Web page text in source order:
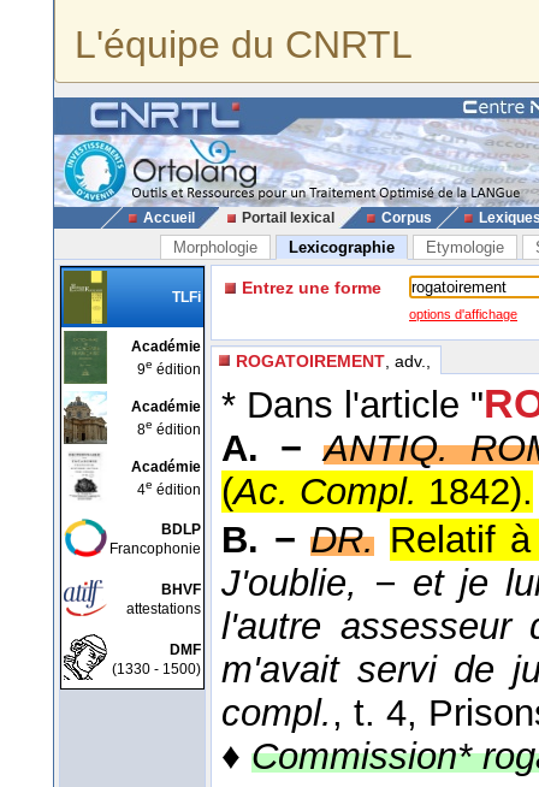
L'équipe du CNRTL
Accueil Portail lexical Corpus
Morphologie Lexicographie Etymologie
TLFi
Académie
9e édition
Académie
8e édition
Académie
4e édition
BDLP
Francophonie
BHVF
attestations
DMF
(1330 - 1500)
Entrez une forme
options d'affichage
ROGATOIREMENT , adv.,
* Dans l'article "
A. − ANTIQ.
(Ac. Compl. 1842).
B. − DR. Relatif
J'oublie, − et je
l'autre assesseur
m'avait servi de
compl., t. 4,
♦ Commission*